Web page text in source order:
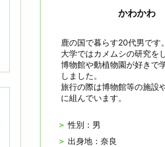
かわかわ
鹿の国で暮らす20代男です。
大学ではカメムシの研究を
博物館や動植物園が好きで
しました。
旅行の際は博物館等の施設
に組んでいます。
性別：男
出身地：奈良